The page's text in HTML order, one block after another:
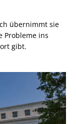
übernimmt sie
Probleme ins
gibt.